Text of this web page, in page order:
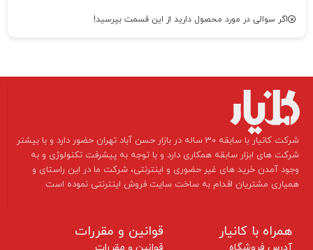
اگر سوالی در مورد محصول دارید از این قسمت بپرسید!
​شرکت کانیار با سابقه 30 ساله در بازار حسن آباد تهران حضور دارد و با بیشتر
شرکت های ابزار سابقه همکاری دارد و با توجه به پیشرفت تکنولوژی و به
وجود آمدن خرید های غیر حضوری و اینترنتی، شرکت ما در این راستای و
همیاری مشتریان اقدام به ساخت سایت فروش اینترنتی نموده است ​​​​​​​
همراه با کانیار قوانین و مقررات